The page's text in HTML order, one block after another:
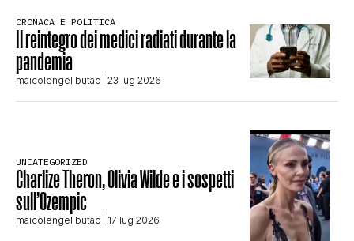
CRONACA E POLITICA
Il reintegro dei medici radiati durante la
pandemia
maicolengel butac | 23 lug 2026
UNCATEGORIZED
Charlize Theron, Olivia Wilde e i sospetti
sull’Ozempic
maicolengel butac | 17 lug 2026